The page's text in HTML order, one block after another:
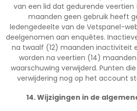
van een lid dat gedurende veertien
maanden geen gebruik heeft
ledengedeelte van de Vetspanel-
deelgenomen aan enquêtes.
na twaalf (12) maanden inactiviteit
worden na veertien (14)
waarschuwing verwijderd. Punten
verwijdering nog op het account
14. Wijzigingen in de